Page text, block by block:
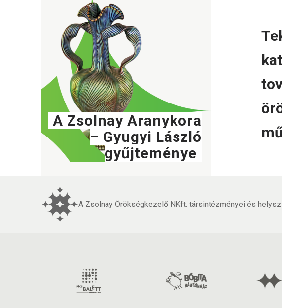
A Zsolnay Aranykora
– Gyugyi László
gyűjteménye
A Zsolnay Örökségkezelő NKft. társintézményei és